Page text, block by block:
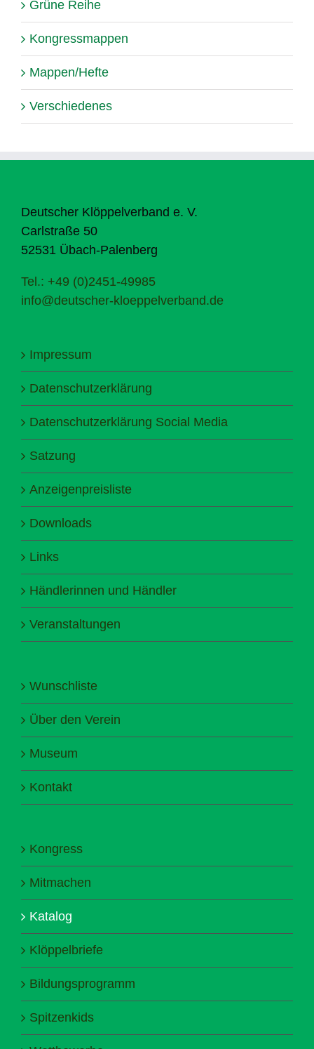
Grüne Reihe
Kongressmappen
Mappen/Hefte
Verschiedenes
Deutscher Klöppelverband e. V.
Carlstraße 50
52531 Übach-Palenberg
Tel.: +49 (0)2451-49985
info@deutscher-kloeppelverband.de
Impressum
Datenschutzerklärung
Datenschutzerklärung Social Media
Satzung
Anzeigenpreisliste
Downloads
Links
Händlerinnen und Händler
Veranstaltungen
Wunschliste
Über den Verein
Museum
Kontakt
Kongress
Mitmachen
Katalog
Klöppelbriefe
Bildungsprogramm
Spitzenkids